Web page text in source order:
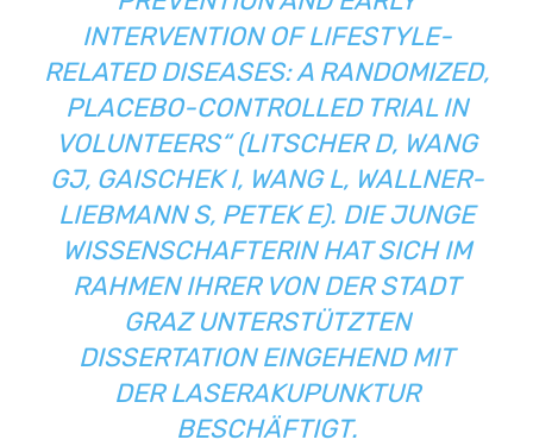
INTERVENTION OF LIFESTYLE-
RELATED DISEASES: A RANDOMIZED,
PLACEBO-CONTROLLED TRIAL IN
VOLUNTEERS“ (LITSCHER D, WANG
GJ, GAISCHEK I, WANG L, WALLNER-
LIEBMANN S, PETEK E). DIE JUNGE
WISSENSCHAFTERIN HAT SICH IM
RAHMEN IHRER VON DER STADT
GRAZ UNTERSTÜTZTEN
DISSERTATION EINGEHEND MIT
DER LASERAKUPUNKTUR
BESCHÄFTIGT.